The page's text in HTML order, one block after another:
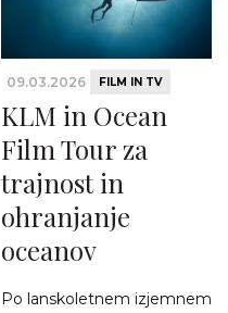
09.03.2026 FILM IN TV
KLM in Ocean
Film Tour za
trajnost in
ohranjanje
oceanov
Po lanskoletnem izjemnem